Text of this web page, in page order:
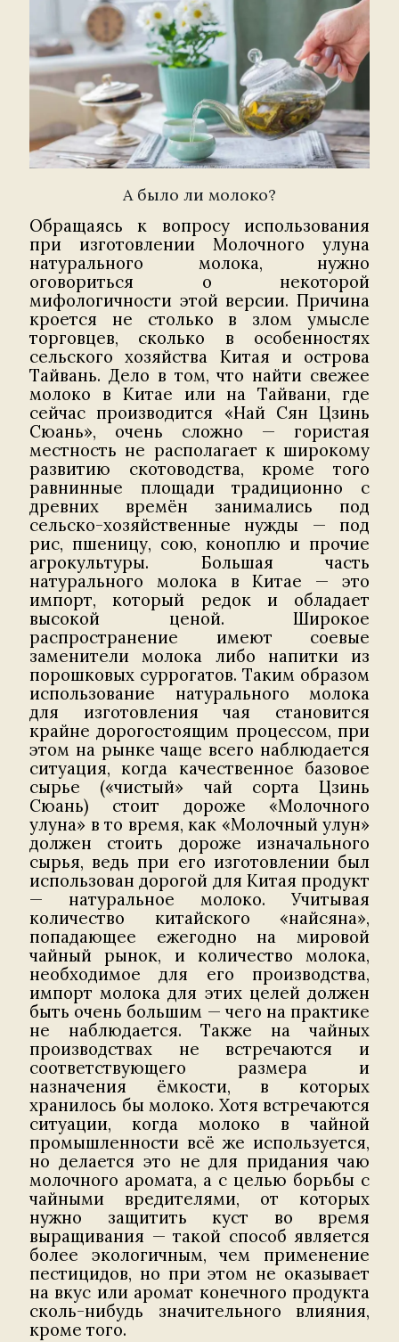
А было ли молоко?
Обращаясь к вопросу использования
при изготовлении Молочного улуна
натурального молока, нужно
оговориться о некоторой
мифологичности этой версии. Причина
кроется не столько в злом умысле
торговцев, сколько в особенностях
сельского хозяйства Китая и острова
Тайвань. Дело в том, что найти свежее
молоко в Китае или на Тайвани, где
сейчас производится «Най Сян Цзинь
Сюань», очень сложно — гористая
местность не располагает к широкому
развитию скотоводства, кроме того
равнинные площади традиционно с
древних времён занимались под
сельско-хозяйственные нужды — под
рис, пшеницу, сою, коноплю и прочие
агрокультуры. Большая часть
натурального молока в Китае — это
импорт, который редок и обладает
высокой ценой. Широкое
распространение имеют соевые
заменители молока либо напитки из
порошковых суррогатов. Таким образом
использование натурального молока
для изготовления чая становится
крайне дорогостоящим процессом, при
этом на рынке чаще всего наблюдается
ситуация, когда качественное базовое
сырье («чистый» чай сорта Цзинь
Сюань) стоит дороже «Молочного
улуна» в то время, как «Молочный улун»
должен стоить дороже изначального
сырья, ведь при его изготовлении был
использован дорогой для Китая продукт
— натуральное молоко. Учитывая
количество китайского «найсяна»,
попадающее ежегодно на мировой
чайный рынок, и количество молока,
необходимое для его производства,
импорт молока для этих целей должен
быть очень большим — чего на практике
не наблюдается. Также на чайных
производствах не встречаются и
соответствующего размера и
назначения ёмкости, в которых
хранилось бы молоко. Хотя встречаются
ситуации, когда молоко в чайной
промышленности всё же используется,
но делается это не для придания чаю
молочного аромата, а с целью борьбы с
чайными вредителями, от которых
нужно защитить куст во время
выращивания — такой способ является
более экологичным, чем применение
пестицидов, но при этом не оказывает
на вкус или аромат конечного продукта
сколь-нибудь значительного влияния,
кроме того.